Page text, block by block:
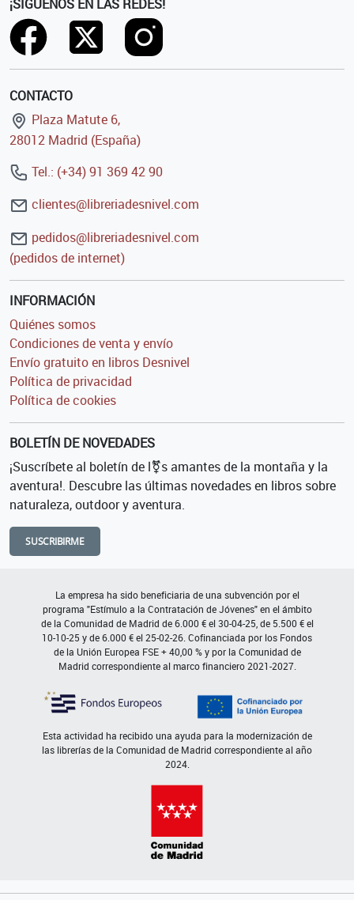
¡SÍGUENOS EN LAS REDES!
CONTACTO
Plaza Matute 6,
28012 Madrid (España)
Tel.: (+34) 91 369 42 90
clientes@libreriadesnivel.com
pedidos@libreriadesnivel.com
(pedidos de internet)
INFORMACIÓN
Quiénes somos
Condiciones de venta y envío
Envío gratuito en libros Desnivel
Política de privacidad
Política de cookies
BOLETÍN DE NOVEDADES
¡Suscríbete al boletín de l⚧s amantes de la montaña y la
aventura!. Descubre las últimas novedades en libros sobre
naturaleza, outdoor y aventura.
SUSCRIBIRME
La empresa ha sido beneficiaria de una subvención por el
programa "Estímulo a la Contratación de Jóvenes" en el ámbito
de la Comunidad de Madrid de 6.000 € el 30-04-25, de 5.500 € el
10-10-25 y de 6.000 € el 25-02-26. Cofinanciada por los Fondos
de la Unión Europea FSE + 40,00 % y por la Comunidad de
Madrid correspondiente al marco financiero 2021-2027.
Esta actividad ha recibido una ayuda para la modernización de
las librerías de la Comunidad de Madrid correspondiente al año
2024.